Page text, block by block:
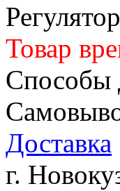
Товар
Способы
Доставка
г.